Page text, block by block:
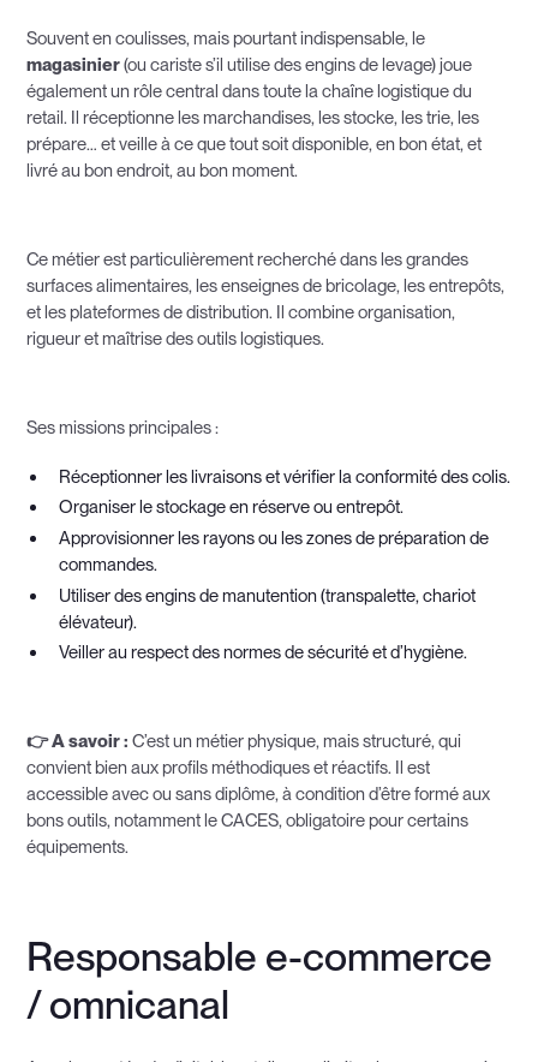
Souvent en coulisses, mais pourtant indispensable, le
magasinier(ou cariste s’il utilise des engins de levage) joue
également un rôle central dans toute la chaîne logistique du
retail. Il réceptionne les marchandises, les stocke, les trie, les
prépare… et veille à ce que tout soit disponible, en bon état, et
livré au bon endroit, au bon moment.
Ce métier est particulièrement recherché dans les grandes
surfaces alimentaires, les enseignes de bricolage, les entrepôts,
et les plateformes de distribution. Il combine organisation,
rigueur et maîtrise des outils logistiques.
Ses missions principales :
Réceptionner les livraisons et vérifier la conformité des colis.
Organiser le stockage en réserve ou entrepôt.
Approvisionner les rayons ou les zones de préparation de
commandes.
Utiliser des engins de manutention (transpalette, chariot
élévateur).
Veiller au respect des normes de sécurité et d’hygiène.
👉 A savoir : C’est un métier physique, mais structuré, qui
convient bien aux profils méthodiques et réactifs. Il est
accessible avec ou sans diplôme, à condition d’être formé aux
bons outils, notamment le CACES, obligatoire pour certains
équipements.
Responsable e-commerce
/ omnicanal